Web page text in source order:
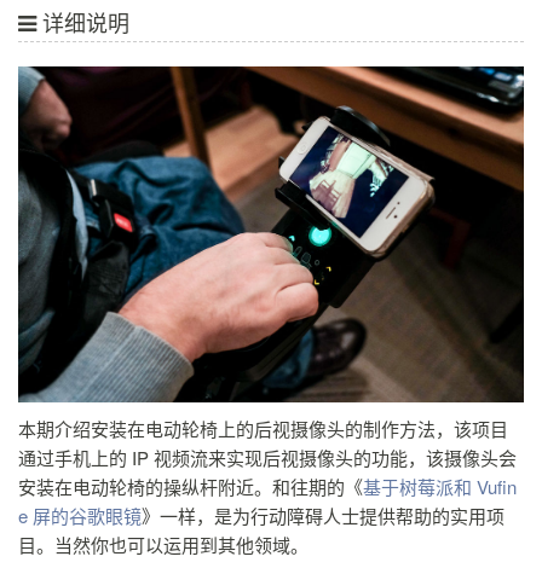
详细说明
本期介绍安装在电动轮椅上的后视摄像头的制作方法，该项目
通过手机上的 IP 视频流来实现后视摄像头的功能，该摄像头会
安装在电动轮椅的操纵杆附近。和往期的《基于树莓派和 Vufin
e 屏的谷歌眼镜》一样，是为行动障碍人士提供帮助的实用项
目。当然你也可以运用到其他领域。